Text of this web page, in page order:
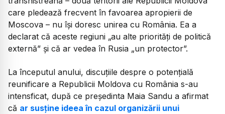
care pledează frecvent în favoarea apropierii de
Moscova – nu își doresc unirea cu România. Ea a
declarat că aceste regiuni „au alte priorități de politică
externă” și că ar vedea în Rusia „un protector”.
La începutul anului, discuțiile despre o potențială
reunificare a Republicii Moldova cu România s-au
intensficat, după ce președinta Maia Sandu a afirmat
că ar susține ideea în cazul organizării unui